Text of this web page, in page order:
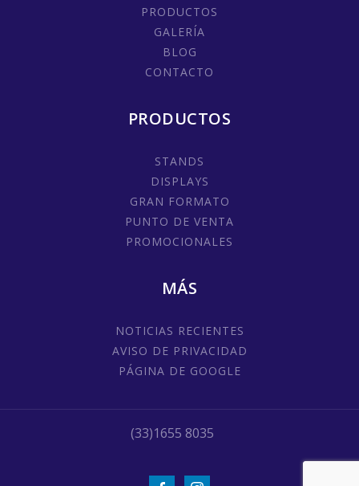
PRODUCTOS
GALERÍA
BLOG
CONTACTO
PRODUCTOS
STANDS
DISPLAYS
GRAN FORMATO
PUNTO DE VENTA
PROMOCIONALES
MÁS
NOTICIAS RECIENTES
AVISO DE PRIVACIDAD
PÁGINA DE GOOGLE
(33)1655 8035